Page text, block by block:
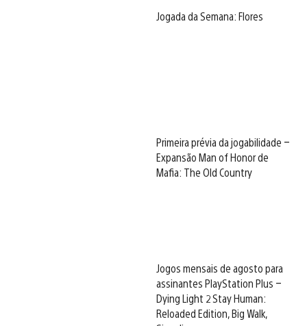
Jogada da Semana: Flores
Primeira prévia da jogabilidade –
Expansão Man of Honor de
Mafia: The Old Country
Jogos mensais de agosto para
assinantes PlayStation Plus –
Dying Light 2 Stay Human:
Reloaded Edition, Big Walk,